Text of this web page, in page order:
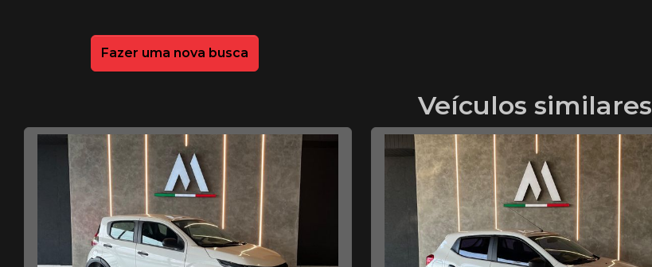
Fazer uma nova busca
Veículos similares